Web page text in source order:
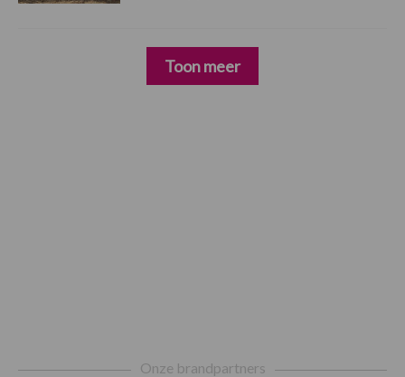
Toon meer
Onze brandpartners